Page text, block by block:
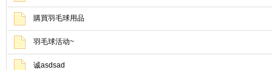
購買羽毛球用品
羽毛球活动~
诚asdsad